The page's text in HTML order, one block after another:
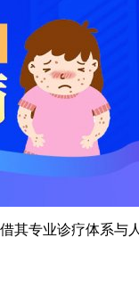
专业诊疗体系与